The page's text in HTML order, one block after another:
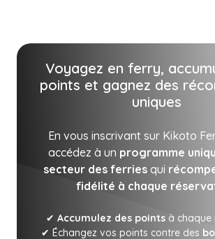
Voyagez en ferry,
points et gagnez des
uniques
En vous inscrivant sur Kikoto
accédez à un programme
secteur des ferriesqui
fidélité à chaque
✔ Accumulez des pointsà chaque
✔ Échangez vos points contre des